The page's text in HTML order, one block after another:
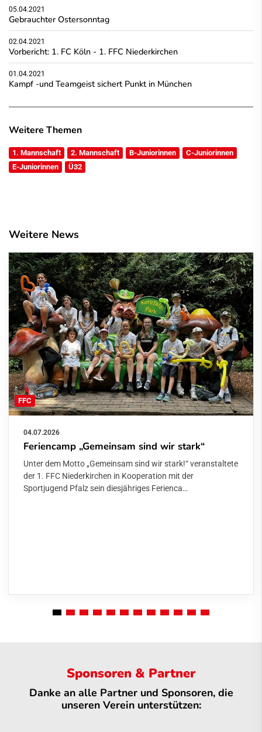
05.04.2021
Gebrauchter Ostersonntag
02.04.2021
Vorbericht: 1. FC Köln - 1. FFC Niederkirchen
01.04.2021
Kampf -und Teamgeist sichert Punkt in München
Weitere Themen
1. Mannschaft 2. Mannschaft B-Juniorinnen
C-Juniorinnen
E-Juniorinnen
Ü32
Weitere News
FFC
04.07.2026
Feriencamp „Gemeinsam sind wir stark“
Unter dem Motto „Gemeinsam sind wir stark!“ veranstaltete
der 1. FFC Niederkirchen in Kooperation mit der
Sportjugend Pfalz sein diesjähriges Ferienca…
Sponsoren & Partner
Danke an alle Partner und Sponsoren, die
unseren Verein unterstützen: